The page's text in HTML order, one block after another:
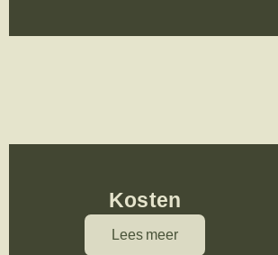
Kosten
Lees meer